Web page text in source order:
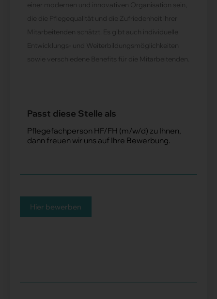
einer modernen und innovativen Organisation sein,
die die Pflegequalität und die Zufriedenheit ihrer
Mitarbeitenden schätzt. Es gibt auch individuelle
Entwicklungs- und Weiterbildungsmöglichkeiten
sowie verschiedene Benefits für die Mitarbeitenden.
Passt diese Stelle als
Pflegefachperson HF/FH (m/w/d) zu Ihnen,
dann freuen wir uns auf Ihre Bewerbung.
Hier bewerben